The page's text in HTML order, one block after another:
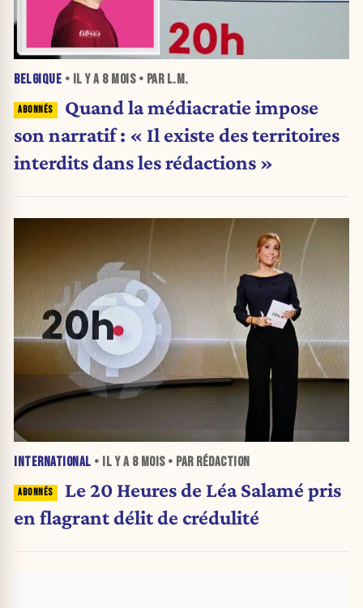
BELGIQUE • IL Y A 8 MOIS• PAR L.M.
Quand la médiacratie impose
son narratif : « Il existe des territoires
interdits dans les rédactions »
INTERNATIONAL • IL Y A 8 MOIS• PAR RÉDACTION
Le 20 Heures de Léa Salamé pris
en flagrant délit de crédulité